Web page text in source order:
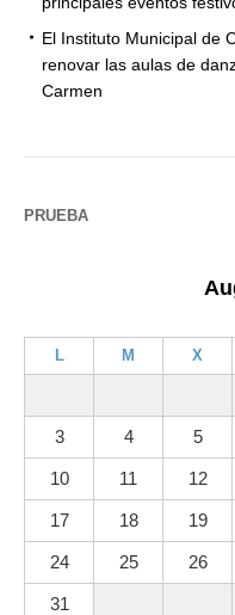
El Instituto Municipal de
renovar las aulas de
Carmen
PRUEBA
L M X
3 4 5
10 11 12
17 18 19
24 25 26
31